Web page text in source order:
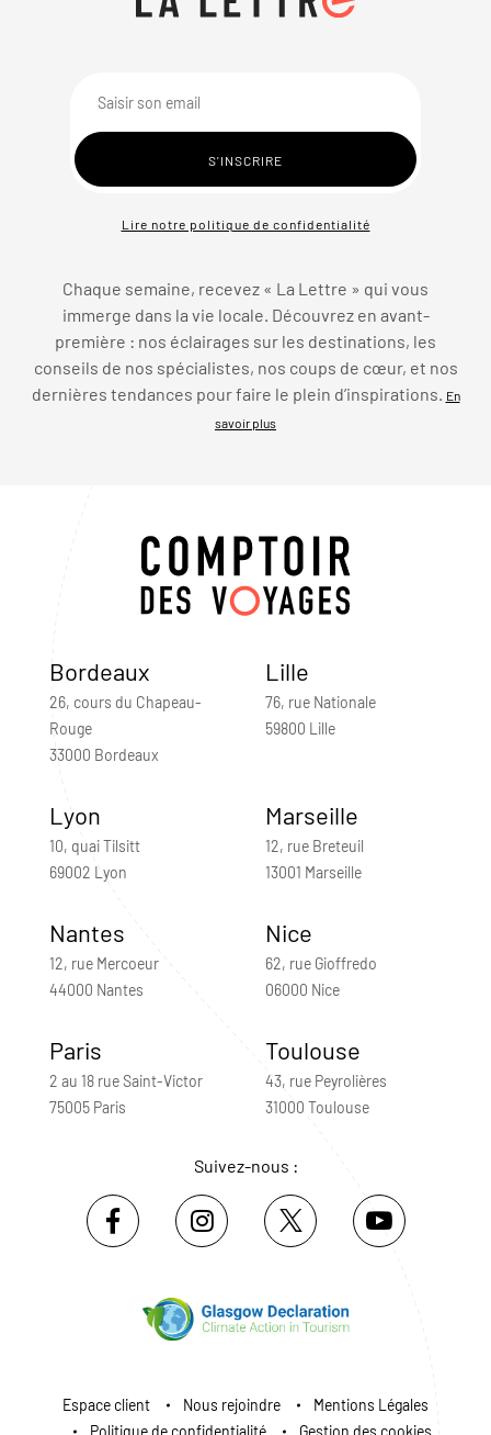
Lire notre politique de confidentialité
Chaque semaine, recevez « La Lettre » qui vous
immerge dans la vie locale. Découvrez en avant-
première : nos éclairages sur les destinations, les
conseils de nos spécialistes, nos coups de cœur, et nos
dernières tendances pour faire le plein d’inspirations.
En
savoir plus
Bordeaux
26, cours du Chapeau-
Rouge
33000 Bordeaux
Lille
76, rue Nationale
59800 Lille
Lyon
10, quai Tilsitt
69002 Lyon
Marseille
12, rue Breteuil
13001 Marseille
Nantes
12, rue Mercoeur
44000 Nantes
Nice
62, rue Gioffredo
06000 Nice
Paris
2 au 18 rue Saint-Victor
75005 Paris
Toulouse
43, rue Peyrolières
31000 Toulouse
Suivez-nous :
Espace client Nous rejoindre
Mentions Légales
Politique de confidentialité
Gestion des cookies